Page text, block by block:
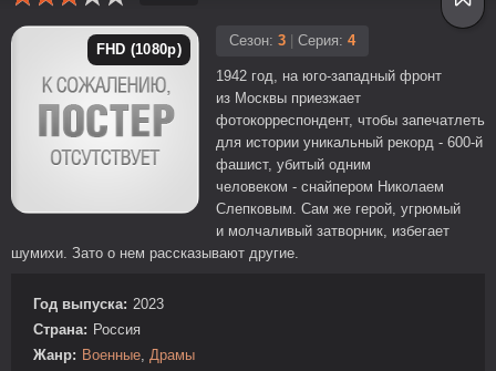
FHD (1080p)
Сезон: 3 Серия: 4
1942 год, на юго-западный фронт
из Москвы приезжает
фотокорреспондент, чтобы запечатлеть
для истории уникальный рекорд - 600-й
фашист, убитый одним
человеком - снайпером Николаем
Слепковым. Сам же герой, угрюмый
и молчаливый затворник, избегает
шумихи. Зато о нем рассказывают другие.
Год выпуска: 2023
Страна: Россия
Жанр: Военные, Драмы